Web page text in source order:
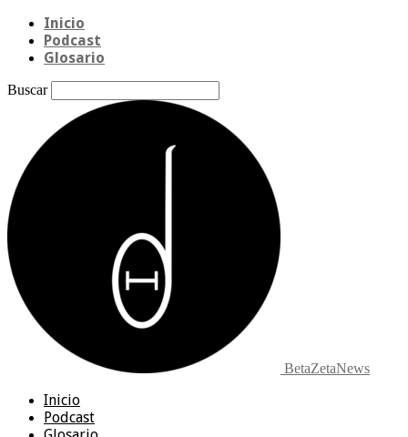
Inicio
Podcast
Glosario
Buscar
BetaZetaNews
Inicio
Podcast